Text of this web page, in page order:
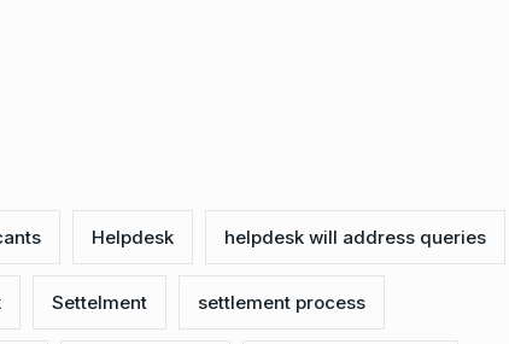
Helpdesk helpdesk will address queries
Settelment settlement process